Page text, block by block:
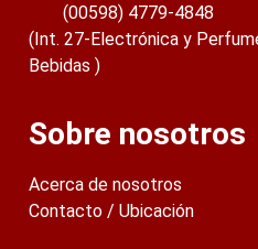
(00598) 4779-4848
(Int. 27-Electrónica y
Bebidas )
Sobre nosotros
Acerca de nosotros
Contacto / Ubicación